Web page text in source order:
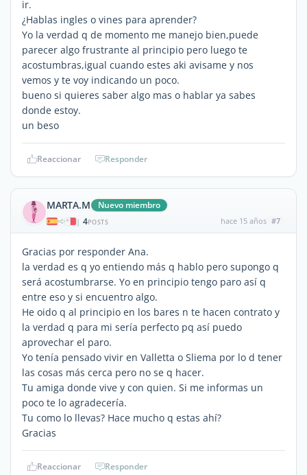
ir.
¿Hablas ingles o vines para aprender?
Yo la verdad q de momento me manejo bien,puede
parecer algo frustrante al principio pero luego te
acostumbras,igual cuando estes aki avisame y nos
vemos y te voy indicando un poco.
bueno si quieres saber algo mas o hablar ya sabes
donde estoy.
un beso
Reaccionar Responder
MARTA.M Nuevo miembro
| 4POSTS hace 15 años #7
Gracias por responder Ana.
la verdad es q yo entiendo más q hablo pero supongo q
será acostumbrarse. Yo en principio tengo paro así q
entre eso y si encuentro algo.
He oido q al principio en los bares n te hacen contrato y
la verdad q para mi sería perfecto pq así puedo
aprovechar el paro.
Yo tenía pensado vivir en Valletta o Sliema por lo d tener
las cosas más cerca pero no se q hacer.
Tu amiga donde vive y con quien. Si me informas un
poco te lo agradecería.
Tu como lo llevas? Hace mucho q estas ahí?
Gracias
Reaccionar Responder